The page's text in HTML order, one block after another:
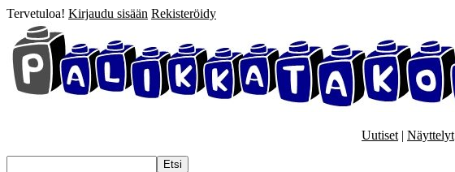
Tervetuloa! Kirjaudu sisään Rekisteröidy
Uutiset | Näyttelyt